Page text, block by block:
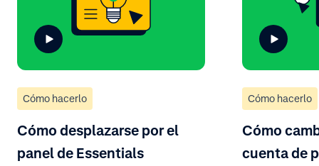
Cómo hacerlo
Cómo desplazarse por el
panel de Essentials
Cómo hacerlo
Cómo
cuenta de